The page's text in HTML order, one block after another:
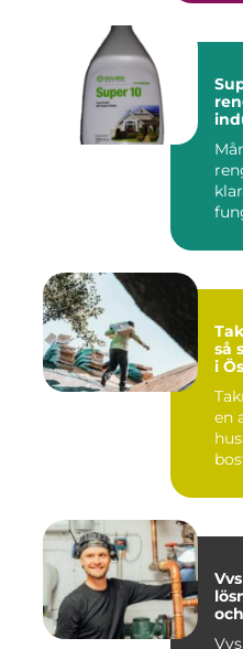
Super
så
i
en
Vvs